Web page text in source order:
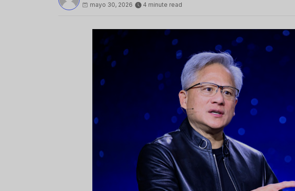
mayo 30, 2026
4 minute read